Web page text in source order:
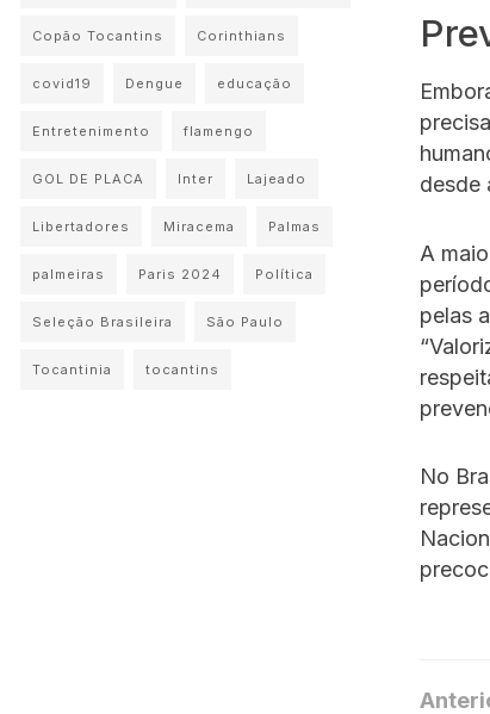
desde
A
pelas
No
Copão Tocantins Corinthians
covid19 Dengue educação
Entretenimento flamengo
GOL DE PLACA Inter Lajeado
Libertadores Miracema Palmas
palmeiras Paris 2024 Política
Seleção Brasileira São Paulo
Tocantinia tocantins